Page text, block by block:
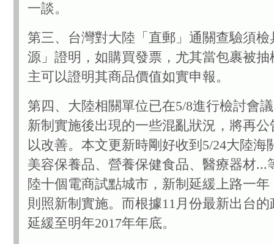
一談。
第三、台灣對大陸「直郵」通關查驗須檢
源」證明，如購買發票，尤其當包裹被抽
主可以證明其商品價值如實申報。
第四、大陸相關單位已在5/8進行檢討會
新制實施後出現的一些混亂狀況，將再公
以改善。本文更新時剛好收到5/24大陸海
美容保養品、營養保健食品、醫療器材...
陸十個電商試點城市，新制延緩上路一年
則照新制實施。而根據11月份最新出台
延緩至明年2017年年底。